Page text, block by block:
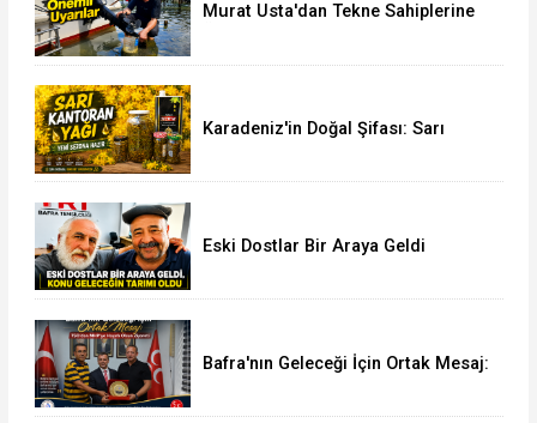
Murat Usta'dan Tekne Sahiplerine
Karadeniz'in Doğal Şifası: Sarı
Eski Dostlar Bir Araya Geldi
Bafra'nın Geleceği İçin Ortak Mesaj: